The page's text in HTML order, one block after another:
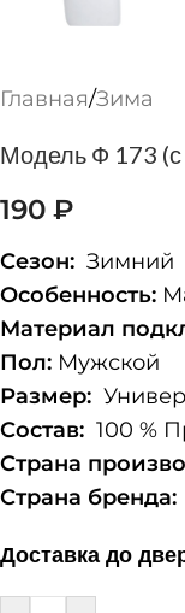
Главная/Зима
Модель Ф 173
190 ₽
Сезон: Зимний
Особенность:
Материал
Пол: Мужской
Размер:
Состав: 100 %
Страна
Страна бренда:
Доставка до